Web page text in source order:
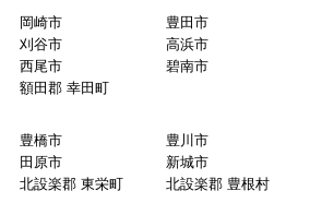
岡崎市
豊田市
刈谷市
高浜市
西尾市
碧南市
額田郡 幸田町
豊橋市
豊川市
田原市
新城市
北設楽郡 東栄町 北設楽郡 豊根村